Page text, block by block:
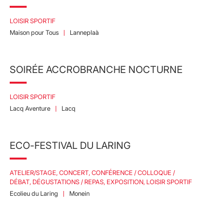
LOISIR SPORTIF
Maison pour Tous Lanneplaà
LOISIR SPORTIF
SOIRÉE ACCROBRANCHE NOCTURNE
Lacq Aventure Lacq
ATELIER/STAGE, CONCERT, CONFÉRENCE / COLLOQUE /
DÉBAT, DÉGUSTATIONS / REPAS, EXPOSITION, LOISIR SPORTIF
ECO-FESTIVAL DU LARING
Ecolieu du Laring Monein